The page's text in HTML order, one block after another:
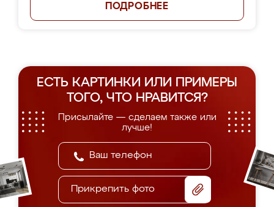
ПОДРОБНЕЕ
ЕСТЬ КАРТИНКИ ИЛИ ПРИМЕРЫ
ТОГО, ЧТО НРАВИТСЯ?
Присылайте — сделаем также или
лучше!
Прикрепить фото